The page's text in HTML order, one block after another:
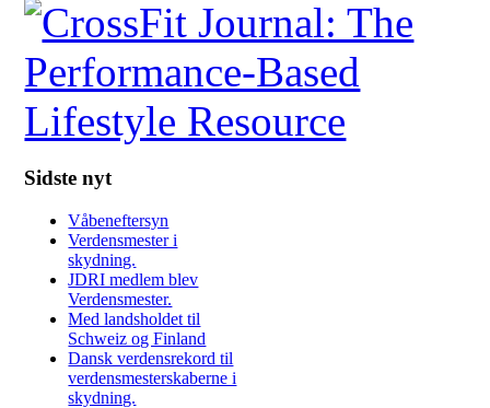
Sidste nyt
Våbeneftersyn
Verdensmester i
skydning.
JDRI medlem blev
Verdensmester.
Med landsholdet til
Schweiz og Finland
Dansk verdensrekord til
verdensmesterskaberne i
skydning.